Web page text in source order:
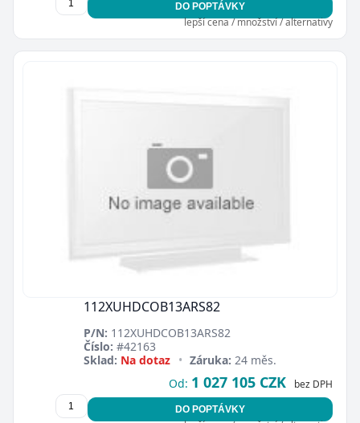
DO POPTÁVKY
lepší cena / množství / alternativy
112XUHDCOB13ARS82
P/N: 112XUHDCOB13ARS82
Číslo: #42163
Sklad: Na dotaz • Záruka: 24 měs.
Od: 1 027 105 CZK bez DPH
DO POPTÁVKY